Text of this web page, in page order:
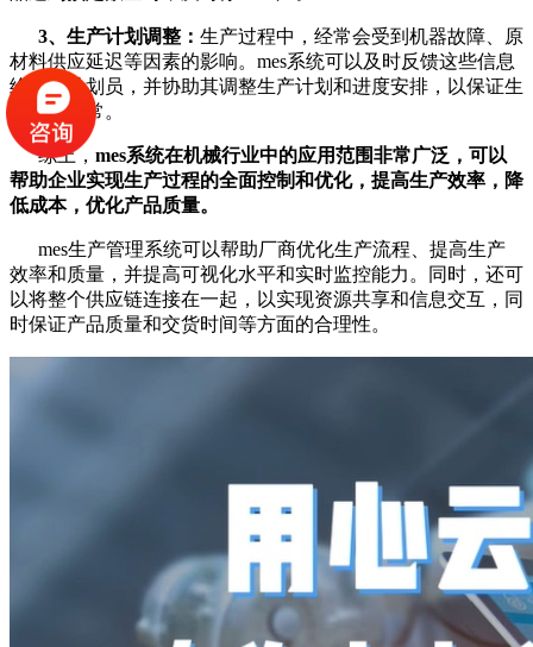
3、生产计划调整： 生产过程中，经常会受到机器故障、原
材料供应延迟等因素的影响。mes系统可以及时反馈这些信息
给生产计划员，并协助其调整生产计划和进度安排，以保证生
产进度正常。
综上， mes系统在机械行业中的应用范围非常广泛，可以
帮助企业实现生产过程的全面控制和优化，提高生产效率，降
低成本，优化产品质量。
mes生产管理系统可以帮助厂商优化生产流程、提高生产
效率和质量，并提高可视化水平和实时监控能力。同时，还可
以将整个供应链连接在一起，以实现资源共享和信息交互，同
时保证产品质量和交货时间等方面的合理性。